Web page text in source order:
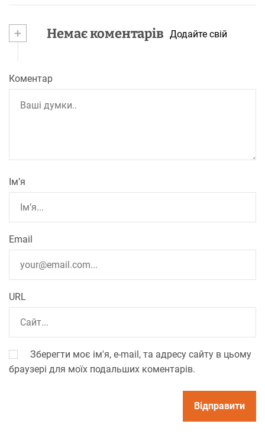
+ Немає коментарів Додайте свій
Коментар
Ім’я
Email
URL
Зберегти моє ім'я, e-mail, та адресу сайту в цьому
браузері для моїх подальших коментарів.